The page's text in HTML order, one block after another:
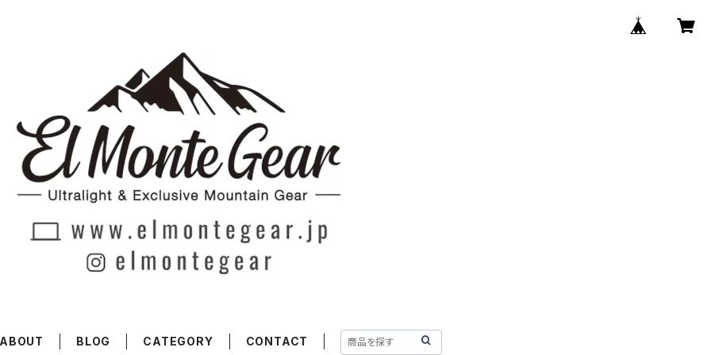
BLOG CATEGORY CONTACT